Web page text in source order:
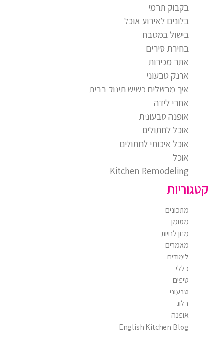
בקבוק תרמי
בלונים לאירוע אוכל
בישול במטבח
בחירת סירים
אתר מכירות
ארנק טבעוני
איך מבשלים כשיש תינוק בבית
אחרי לידה
אופנה טבעונית
אוכל לחתולים
אוכל איכותי לחתולים
אוכל
Kitchen Remodeling
קטגוריות
מתכונים
ממומן
מזון לחיות
מאמרים
לימודים
כללי
טיפים
טבעוני
בלוג
אופנה
English Kitchen Blog